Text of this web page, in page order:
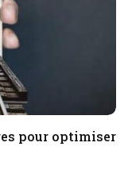
pour optimiser